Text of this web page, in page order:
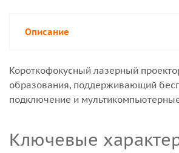
Описание
Короткофокусный лазерный
образования, поддерживающий
подключение и
Ключевые